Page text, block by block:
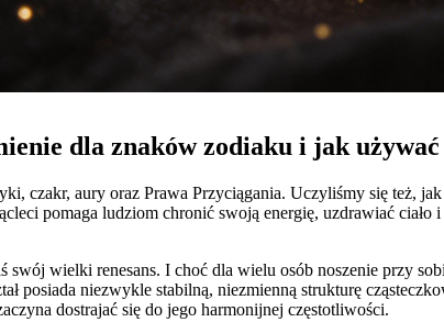
dla znaków zodiaku i jak
czakr, aury oraz Prawa Przyciągania. Uczyliśmy się
pomaga ludziom chronić swoją energię, uzdrawiać
wielki renesans. I choć dla wielu osób noszenie przy
posiada niezwykle stabilną, niezmienną strukturę
dostrajać się do jego harmonijnej częstotliwości.